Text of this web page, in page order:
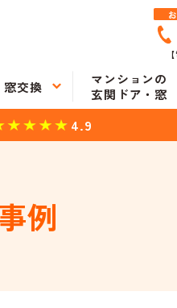
窓交換
マンションの
玄関ドア・窓
4.9
例